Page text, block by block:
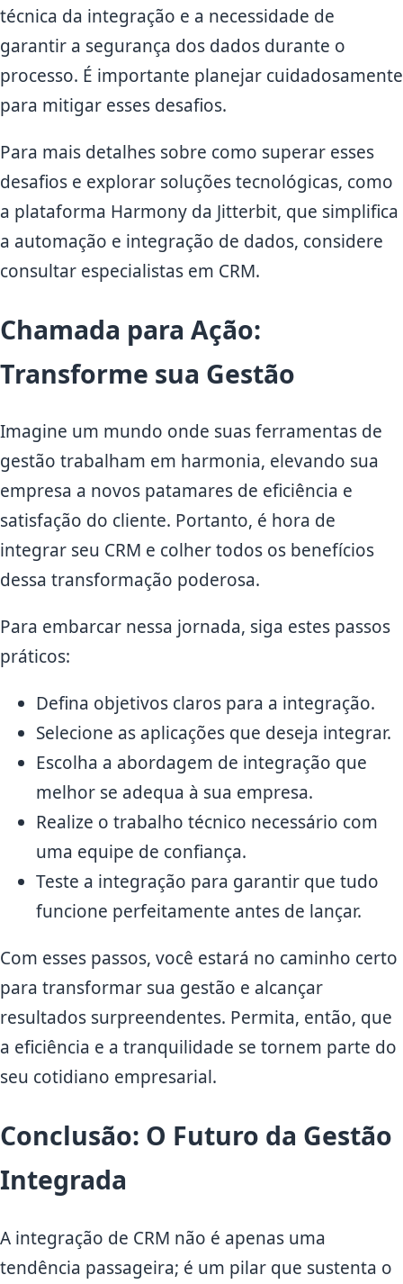
técnica da integração e a necessidade de
garantir a segurança dos dados durante o
processo. É importante planejar cuidadosamente
para mitigar esses desafios.
Para mais detalhes sobre como superar esses
desafios e explorar soluções tecnológicas, como
a plataforma Harmony da Jitterbit, que simplifica
a automação e integração de dados, considere
consultar especialistas em CRM.
Chamada para Ação:
Transforme sua Gestão
Imagine um mundo onde suas ferramentas de
gestão trabalham em harmonia, elevando sua
empresa a novos patamares de eficiência e
satisfação do cliente. Portanto, é hora de
integrar seu CRM e colher todos os benefícios
dessa transformação poderosa.
Para embarcar nessa jornada, siga estes passos
práticos:
Defina objetivos claros para a integração.
Selecione as aplicações que deseja integrar.
Escolha a abordagem de integração que
melhor se adequa à sua empresa.
Realize o trabalho técnico necessário com
uma equipe de confiança.
Teste a integração para garantir que tudo
funcione perfeitamente antes de lançar.
Com esses passos, você estará no caminho certo
para transformar sua gestão e alcançar
resultados surpreendentes. Permita, então, que
a eficiência e a tranquilidade se tornem parte do
seu cotidiano empresarial.
Conclusão: O Futuro da Gestão
Integrada
A integração de CRM não é apenas uma
tendência passageira; é um pilar que sustenta o